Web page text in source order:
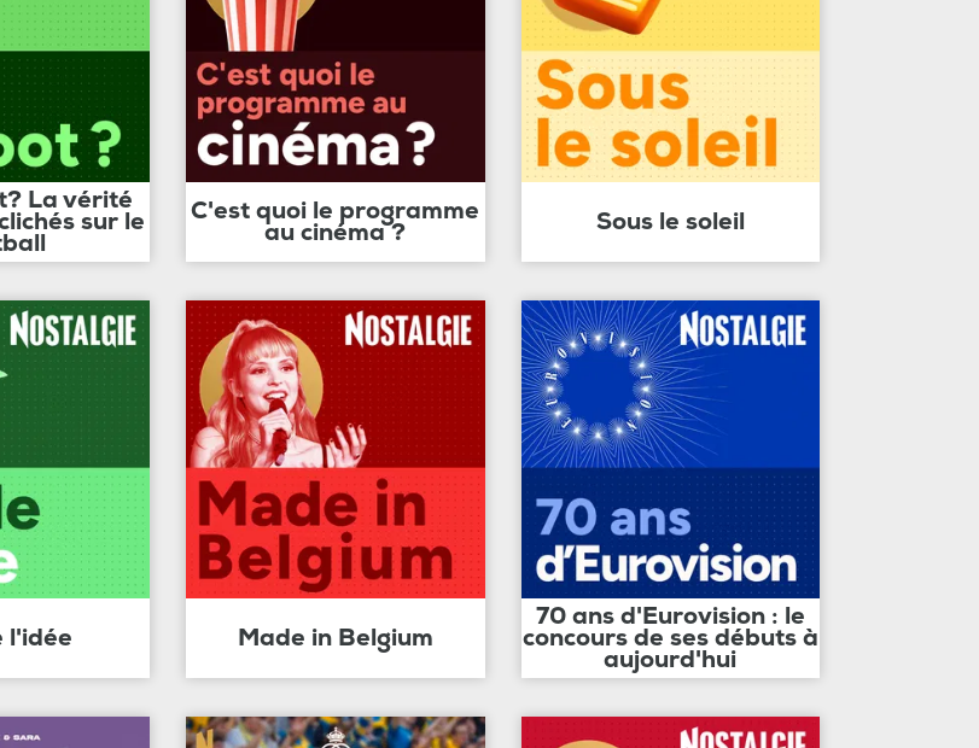
La vérité
sur le C'est quoi le programme
au cinéma ? Sous le soleil
l'idée Made in Belgium
70 ans d'Eurovision : le
concours de ses débuts à
aujourd'hui